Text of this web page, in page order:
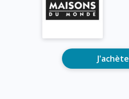
J'achète